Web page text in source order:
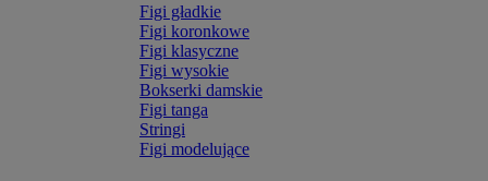
Figi gładkie
Figi koronkowe
Figi klasyczne
Figi wysokie
Bokserki damskie
Figi tanga
Stringi
Figi modelujące